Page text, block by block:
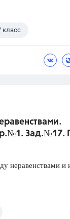
класс
Зад.№17.
неравенствами и